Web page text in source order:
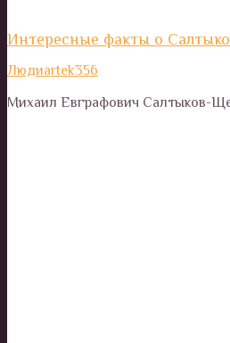
Интересные факты о
Людиartek356
Михаил Евграфович Салтыков-